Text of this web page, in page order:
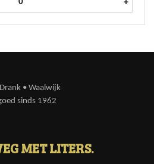
+
• Waalwijk
sinds 1962
MET LITERS.